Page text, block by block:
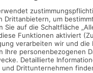
Verkaufen Mieten